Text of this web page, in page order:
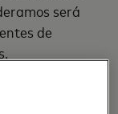
será
de
banca